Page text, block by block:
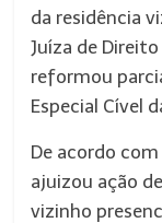
da residência
Juíza de
reformou
Especial Cível
De acordo
ajuizou ação
vizinho